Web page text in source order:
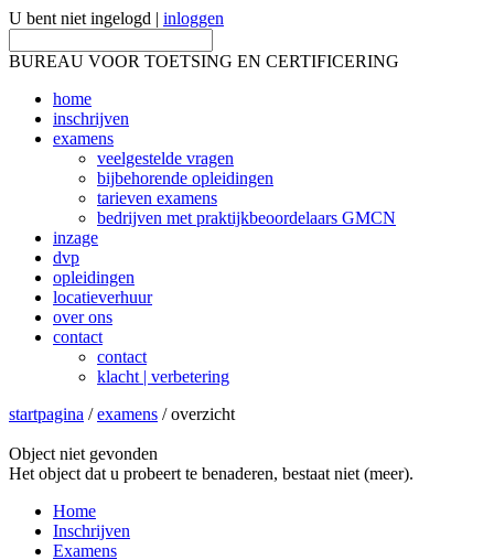
U bent niet ingelogd | inloggen
BUREAU VOOR TOETSING EN CERTIFICERING
home
inschrijven
examens
veelgestelde vragen
bijbehorende opleidingen
tarieven examens
bedrijven met praktijkbeoordelaars GMCN
inzage
dvp
opleidingen
locatieverhuur
over ons
contact
contact
klacht | verbetering
startpagina /examens / overzicht
Object niet gevonden
Het object dat u probeert te benaderen, bestaat niet (meer).
Home
Inschrijven
Examens